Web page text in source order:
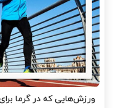
ورزش‌هایی که در گرما